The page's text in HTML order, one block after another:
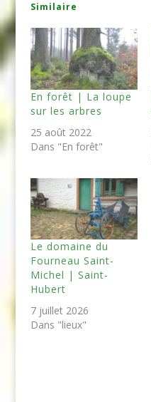
Similaire
En forêt | La loupe
sur les arbres
25 août 2022
Dans "En forêt"
Le domaine du
Fourneau Saint-
Michel | Saint-
Hubert
7 juillet 2026
Dans "lieux"